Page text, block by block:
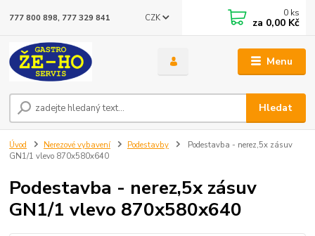
Menu
CZK
Hledat
777 800 898, 777 329 841 0 ks
za 0,00 Kč
Úvod Nerezové vybavení Podestavby
Podestavba - nerez,5x zásuv
GN1/1 vlevo 870x580x640
Podestavba - nerez,5x zásuv
GN1/1 vlevo 870x580x640